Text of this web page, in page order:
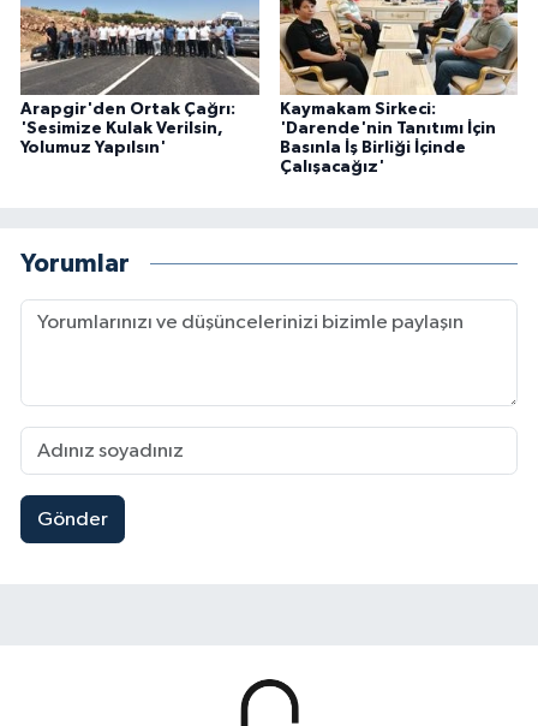
Arapgir'den Ortak Çağrı:
'Sesimize Kulak Verilsin,
Yolumuz Yapılsın'
Kaymakam Sirkeci:
'Darende'nin Tanıtımı İçin
Basınla İş Birliği İçinde
Çalışacağız'
Yorumlar
Gönder